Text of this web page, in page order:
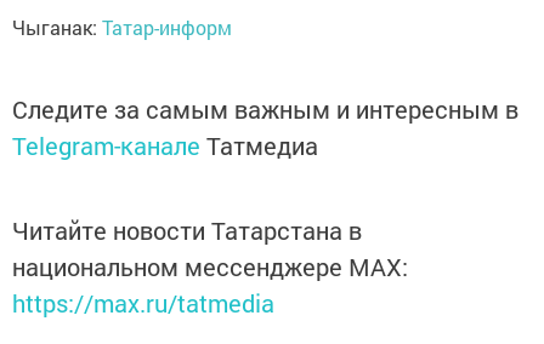
Чыганак: Татар-информ
Следите за самым важным и интересным в
Telegram-канале Татмедиа
Читайте новости Татарстана в
национальном мессенджере MАХ:
https://max.ru/tatmedia